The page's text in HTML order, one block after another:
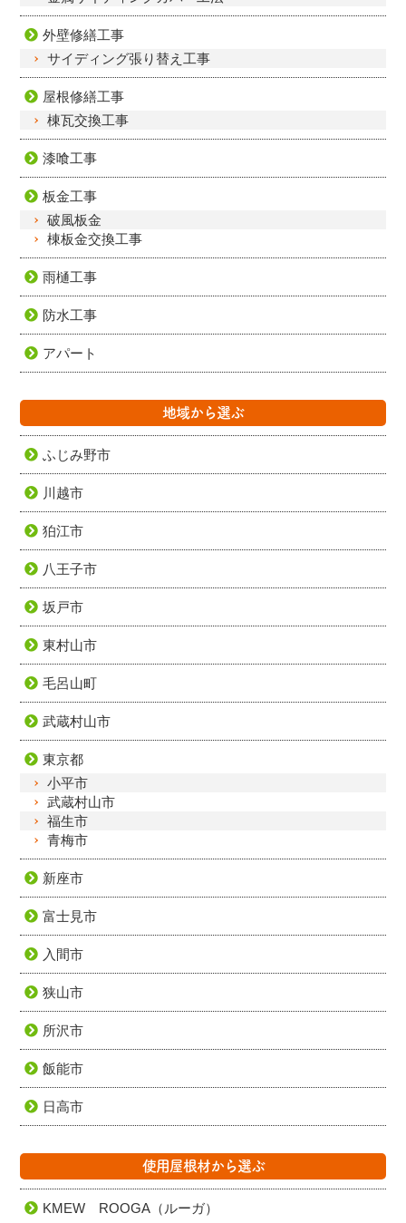
外壁修繕工事
サイディング張り替え工事
屋根修繕工事
棟瓦交換工事
漆喰工事
板金工事
破風板金
棟板金交換工事
雨樋工事
防水工事
アパート
地域から選ぶ
ふじみ野市
川越市
狛江市
八王子市
坂戸市
東村山市
毛呂山町
武蔵村山市
東京都
小平市
武蔵村山市
福生市
青梅市
新座市
富士見市
入間市
狭山市
所沢市
飯能市
日高市
使用屋根材から選ぶ
KMEW ROOGA（ルーガ）